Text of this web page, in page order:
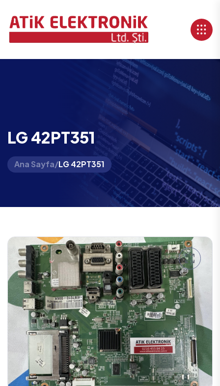
LG 42PT351
Ana Sayfa/LG 42PT351